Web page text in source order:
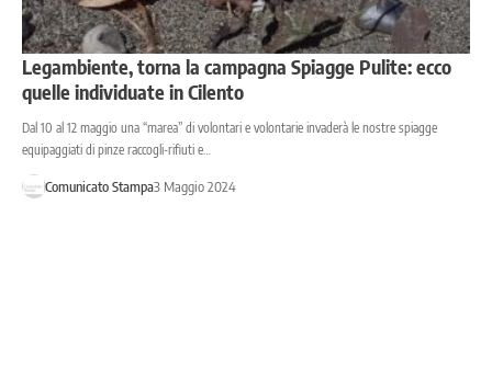
Legambiente, torna la campagna Spiagge Pulite: ecco
quelle individuate in Cilento
Dal 10 al 12 maggio una “marea” di volontari e volontarie invaderà le nostre spiagge
equipaggiati di pinze raccogli-rifiuti e…
Comunicato Stampa3 Maggio 2024